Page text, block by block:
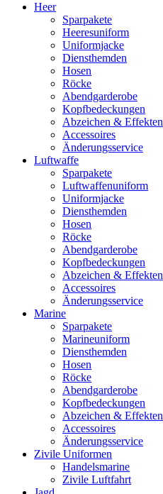
Heer
Sparpakete
Heeresuniform
Uniformjacke
Diensthemden
Hosen
Röcke
Abendgarderobe
Kopfbedeckungen
Abzeichen & Effekten
Accessoires
Änderungsservice
Luftwaffe
Sparpakete
Luftwaffenuniform
Uniformjacke
Diensthemden
Hosen
Röcke
Abendgarderobe
Kopfbedeckungen
Abzeichen & Effekten
Accessoires
Änderungsservice
Marine
Sparpakete
Marineuniform
Diensthemden
Hosen
Röcke
Abendgarderobe
Kopfbedeckungen
Abzeichen & Effekten
Accessoires
Änderungsservice
Zivile Uniformen
Handelsmarine
Zivile Luftfahrt